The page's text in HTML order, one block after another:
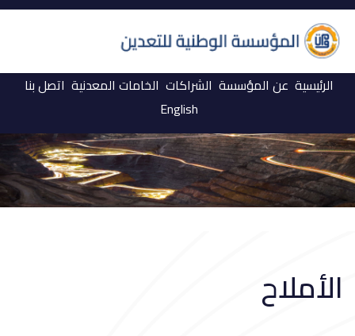
الرئيسية عن المؤسسة الشراكات الخامات المعدنية اتصل بنا
English
الأملاح